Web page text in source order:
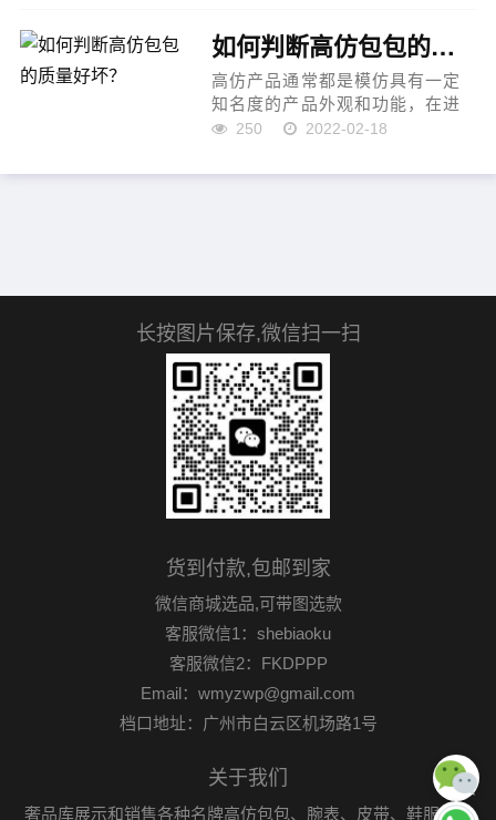
站、汽车站、码头这些地方的
门...
如何判断高仿包包的质量好坏？
高仿产品通常都是模仿具有一定
知名度的产品外观和功能，在进
行外观模仿时，通常会复制被模
都是已经注册过的，因此，
250 2022-02-18
长按图片保存,微信扫一扫
货到付款,包邮到家
微信商城选品,可带图选款
客服微信1：shebiaoku
客服微信2：FKDPPP
Email：wmyzwp@gmail.com
档口地址：广州市白云区机场路1号
关于我们
奢品库展示和销售各种名牌高仿包包、腕表、皮带、鞋服首饰